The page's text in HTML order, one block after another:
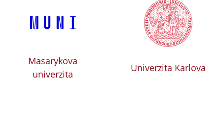
Masarykova
univerzita
Univerzita Karlova